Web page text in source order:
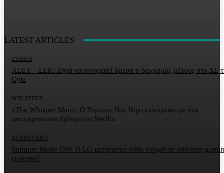
LATEST ARTICLES
CYPRUS
ΑΣΕΤ – ΣΕΚ: Ζητά να αναιρεθεί άμεσα ο διορισμός μέλους στο ΔΣ
Cyta
BOX OFFICE
«The Whisper Man»: Ο Ρόμπερτ Ντε Νίρο επιστρέφει με ένα
ανατριχιαστικό θρίλερ στο Netflix
AUDIO/VIDEO
Summer Mode ON! Η LG μετατρέπει κάθε στιγμή σε απόλυτη
εμπειρία!